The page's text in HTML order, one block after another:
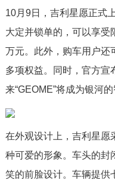
10月9日，吉利星愿正式
大定并锁单的，可以享受
万元。此外，购车用户还
多项权益。同时，官方宣
来“GEOME”将成为银河
在外观设计上，吉利星愿
种可爱的形象。车头的封
笑的前脸设计。车辆提供